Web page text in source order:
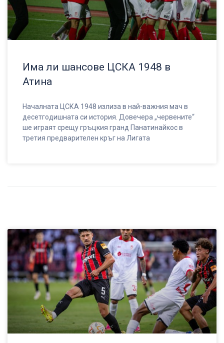
Има ли шансове ЦСКА 1948 в
Атина
Началната ЦСКА 1948 излиза в най-важния мач в
десетгодишната си история. Довечера „червените“
ше играят срещу гръцкия гранд Панатинайкос в
третия предварителен кръг на Лигата